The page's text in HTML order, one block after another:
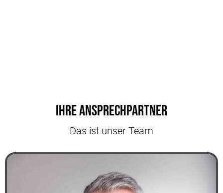
Ihre Ansprechpartner
Das ist unser Team